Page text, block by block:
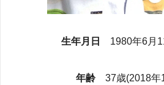
生年月日 1980年6月
年齢 37歳(2018年